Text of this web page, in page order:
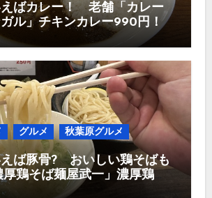
ばカレー！ 老舗「カレー
ル」チキンカレー990円！
グルメ 秋葉原グルメ
ば豚骨? おいしい鶏そばも
鶏そば麺屋武一」濃厚鶏つ